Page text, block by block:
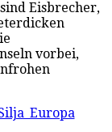
Eisbrecher,
vorbei,